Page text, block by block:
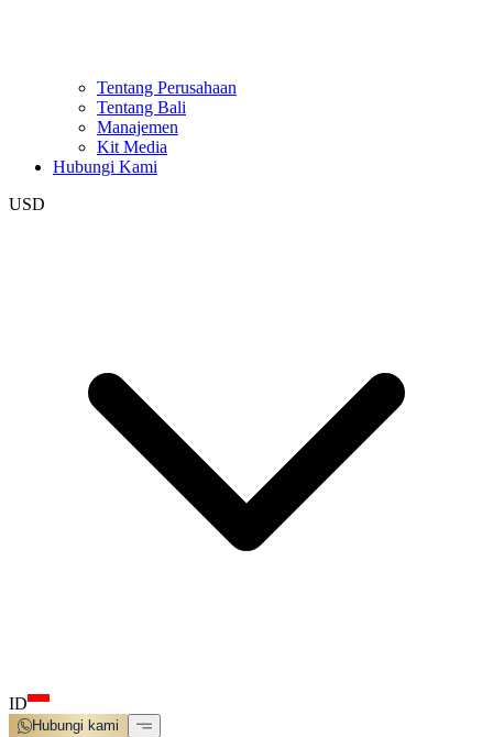
Tentang Perusahaan
Tentang Bali
Manajemen
Kit Media
Hubungi Kami
USD
ID
Hubungi kami